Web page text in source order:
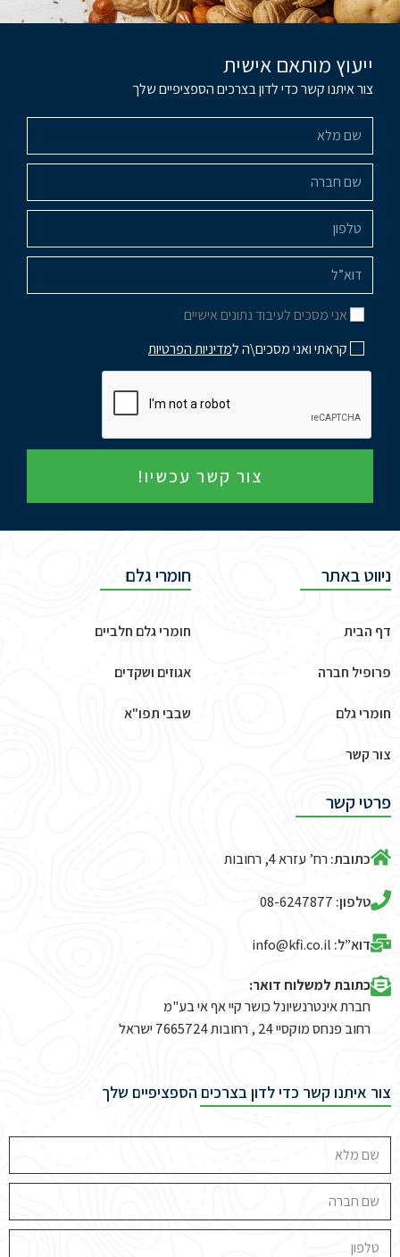
ייעוץ מותאם אישית
צור איתנו קשר כדי לדון בצרכים הספציפיים שלך
אני מסכים לעיבוד נתונים אישיים
קראתי ואני מסכים\ה למדיניות הפרטיות
צור קשר עכשיו!
ניווט באתר
דף הבית
פרופיל חברה
חומרי גלם
צור קשר
חומרי גלם
חומרי גלם חלביים
אגוזים ושקדים
שבבי תפו"א
פרטי קשר
כתובת:רח’ עזרא 4, רחובות
טלפון: 08-6247877
דוא”ל: info@kfi.co.il​
כתובת למשלוח דואר:
חברת אינטרנשיונל כושר קיי אף אי בע"מ
רחוב פנחס מוקסיי 24 , רחובות 7665724 ישראל
צור איתנו קשר כדי לדון בצרכים הספציפיים שלך